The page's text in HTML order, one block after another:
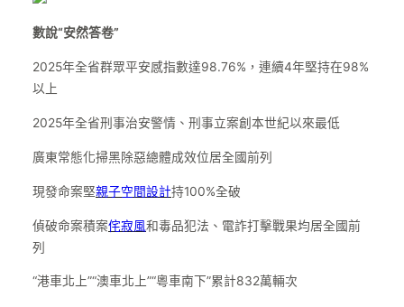
數說“安然答卷”
2025年全省群眾平安感指數達98.76%，連續4年堅持在98%
以上
2025年全省刑事治安警情、刑事立案創本世紀以來最低
廣東常態化掃黑除惡總體成效位居全國前列
現發命案堅親子空間設計持100%全破
偵破命案積案侘寂風和毒品犯法、電詐打擊戰果均居全國前
列
“港車北上”“澳車北上”“粵車南下”累計832萬輛次